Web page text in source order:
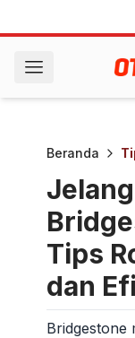
Beranda
Tips
dan
Bridgestone